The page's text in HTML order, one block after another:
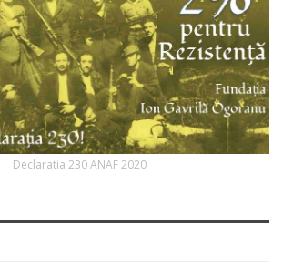
Declaratia 230 ANAF 2020